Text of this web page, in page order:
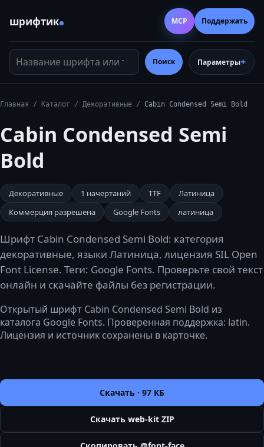
шрифтик
Название шрифта или тег
Поиск Параметры
MCP Поддержать
Главная / Каталог / Декоративные / Cabin Condensed Semi Bold
Cabin Condensed Semi
Bold
Декоративные 1 начертаний TTF
Латиница
Коммерция разрешена
Google Fonts латиница
Шрифт Cabin Condensed Semi Bold: категория
декоративные, языки Латиница, лицензия SIL Open
Font License. Теги: Google Fonts. Проверьте свой текст
онлайн и скачайте файлы без регистрации.
Открытый шрифт Cabin Condensed Semi Bold из
каталога Google Fonts. Проверенная поддержка: latin.
Лицензия и источник сохранены в карточке.
Скачать · 97 КБ
Скачать web-kit ZIP